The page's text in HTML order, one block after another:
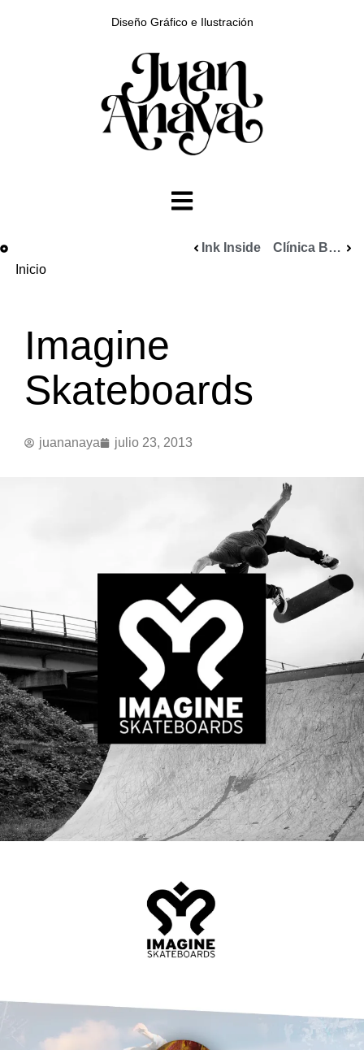
Diseño Gráfico e Ilustración
Inicio
Ink Inside Clínica Besada
Imagine
Skateboards
juananaya julio 23, 2013